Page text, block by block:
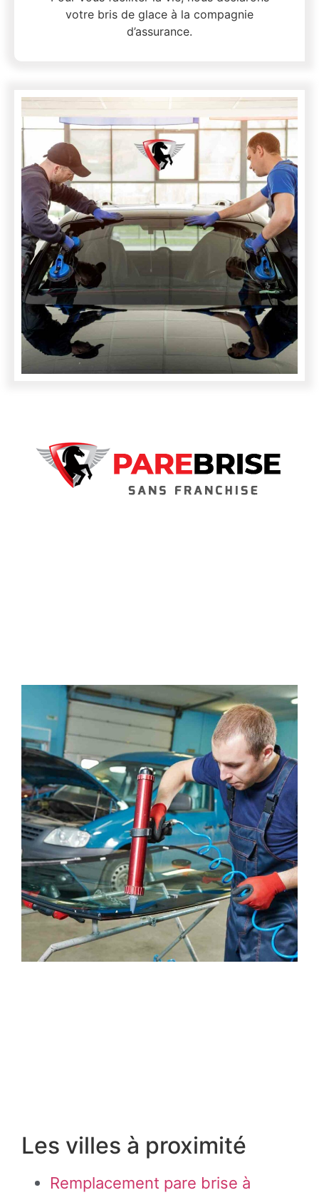
votre bris de glace à la compagnie
d’assurance.
Les villes à proximité
Remplacement pare brise à